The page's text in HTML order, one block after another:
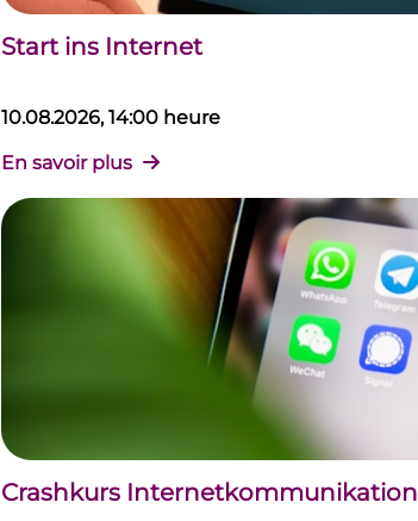
Start ins Internet
10.08.2026, 14:00 heure
En savoir plus
Crashkurs Internetkommunikation